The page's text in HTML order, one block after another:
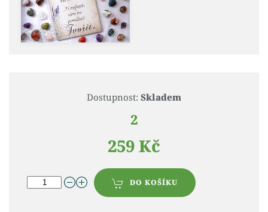
Dostupnost: Skladem
2
259 Kč
DO KOŠÍKU